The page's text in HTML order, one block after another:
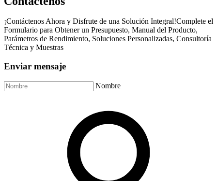
¡Contáctenos Ahora y Disfrute de una Solución Integral!Complete el
Formulario para Obtener un Presupuesto, Manual del Producto,
Parámetros de Rendimiento, Soluciones Personalizadas, Consultoría
Técnica y Muestras
Enviar mensaje
Nombre